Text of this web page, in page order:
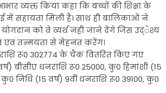
व्यक्त किया कहा कि बच्चों की शिक्षा के
सहायता मिली है। साथ ही बालिकाओं ने
को वे व्यर्थ नही जाने देंगे जिस उद्ेश्य
एवं तन्मयता से मेहनत करेंग।
रू0 302774 के चैक वितरित किए गए
बीसीए धनराशि रू0 25000, कु0 हिमांशी (15
कु0 निधि (15 वर्ष) 9वीं धनराशि रू0 39100, कु0